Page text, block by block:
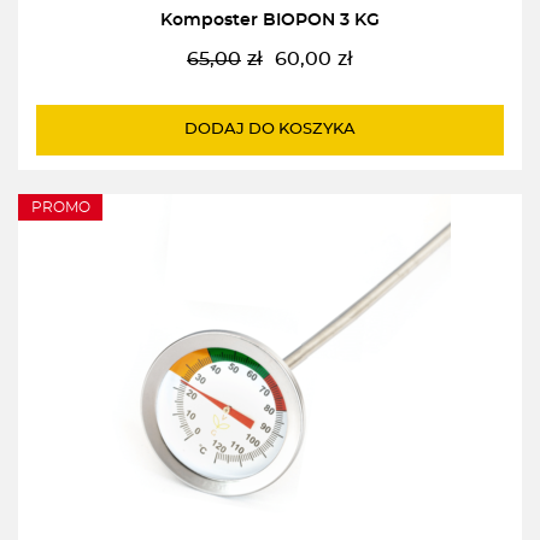
Komposter BIOPON 3 KG
65,00 zł
Pierwotna
wynosiła:
60,00 zł
Aktualna
wynosi:
DODAJ DO KOSZYKA
PROMO